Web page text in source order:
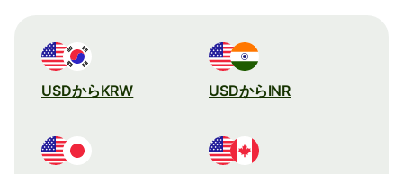
USDからKRW USDからINR